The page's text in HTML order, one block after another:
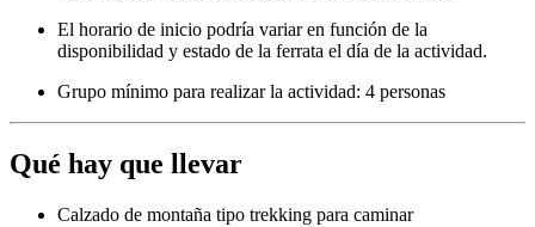
El horario de inicio podría variar en función de la
disponibilidad y estado de la ferrata el día de la actividad.
Grupo mínimo para realizar la actividad: 4 personas
Qué hay que llevar
Calzado de montaña tipo trekking para caminar